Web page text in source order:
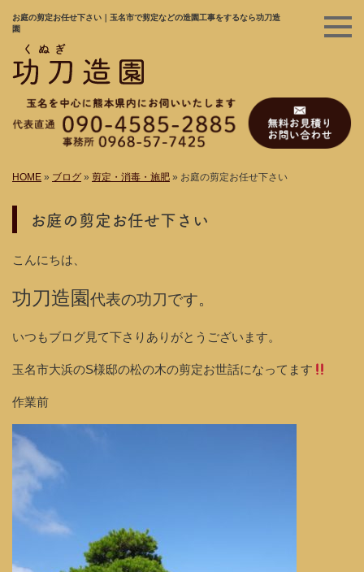
お庭の剪定お任せ下さい｜玉名市で剪定などの造園工事をするなら功刀造
園
HOME » ブログ » 剪定・消毒・施肥 » お庭の剪定お任せ下さい
お庭の剪定お任せ下さい
こんにちは、
功刀造園代表の功刀です。
いつもブログ見て下さりありがとうございます。
玉名市大浜のS様邸の松の木の剪定お世話になってます
作業前